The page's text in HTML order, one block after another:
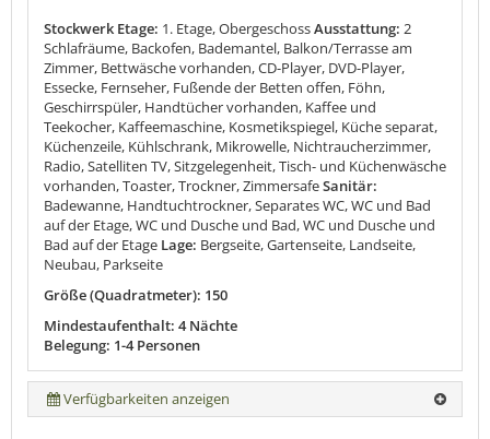
Stockwerk Etage: 1. Etage, ObergeschossAusstattung: 2
Schlafräume, Backofen, Bademantel, Balkon/Terrasse am
Zimmer, Bettwäsche vorhanden, CD-Player, DVD-Player,
Essecke, Fernseher, Fußende der Betten offen, Föhn,
Geschirrspüler, Handtücher vorhanden, Kaffee und
Teekocher, Kaffeemaschine, Kosmetikspiegel, Küche separat,
Küchenzeile, Kühlschrank, Mikrowelle, Nichtraucherzimmer,
Radio, Satelliten TV, Sitzgelegenheit, Tisch- und Küchenwäsche
vorhanden, Toaster, Trockner, ZimmersafeSanitär:
Badewanne, Handtuchtrockner, Separates WC, WC und Bad
auf der Etage, WC und Dusche und Bad, WC und Dusche und
Bad auf der Etage Lage: Bergseite, Gartenseite, Landseite,
Neubau, Parkseite
Größe (Quadratmeter): 150
Mindestaufenthalt: 4 Nächte
Belegung: 1-4 Personen
Verfügbarkeiten anzeigen